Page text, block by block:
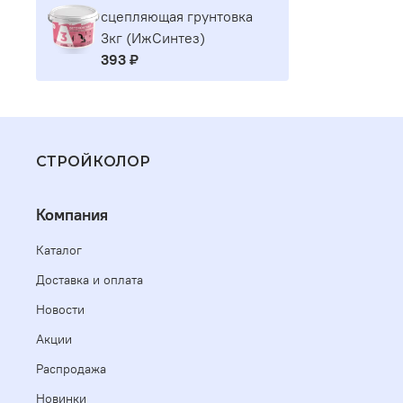
сцепляющая грунтовка
3кг (ИжСинтез)
393 ₽
СТРОЙКОЛОР
Компания
Каталог
Доставка и оплата
Новости
Акции
Распродажа
Новинки